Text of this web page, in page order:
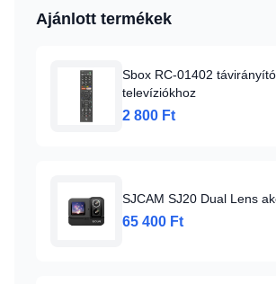
Ajánlott termékek
Sbox RC-01402
televíziókhoz
2 800 Ft
SJCAM SJ20 Dual Lens
65 400 Ft